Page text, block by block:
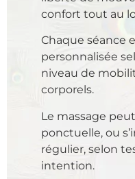
confort tout au
Chaque séance
personnalisée
niveau de
corporels.
Le massage
ponctuelle, ou
régulier, selon
intention.